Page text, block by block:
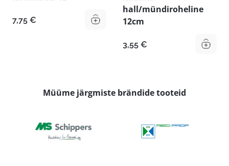
7,75 €
hall/mündiroheline
12cm
3,55 €
Müüme järgmiste brändide tooteid